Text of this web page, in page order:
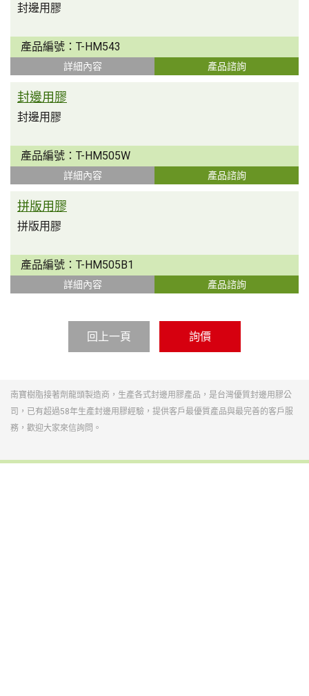
封邊用膠
產品編號： T-HM543
詳細內容 產品諮詢
封邊用膠
封邊用膠
產品編號： T-HM505W
詳細內容 產品諮詢
拼版用膠
拼版用膠
產品編號： T-HM505B1
詳細內容 產品諮詢
回上一頁 詢價
南寶樹脂接著劑龍頭製造商，生產各式封邊用膠產品，是台灣優質封邊用膠公
司，已有超過58年生產封邊用膠經驗，提供客戶最優質產品與最完善的客戶服
務，歡迎大家來信詢問。